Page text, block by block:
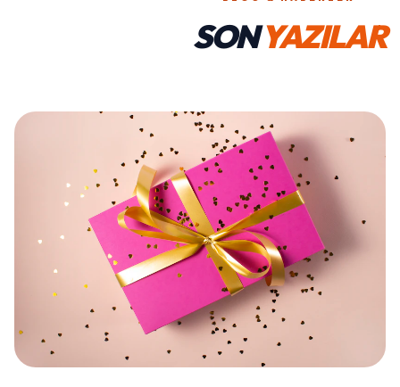
SONYAZILAR